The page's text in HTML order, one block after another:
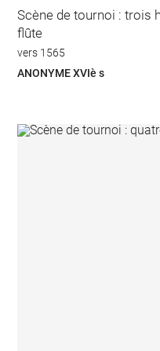
Scène de tournoi : trois
flûte
vers 1565
ANONYME XVIè s